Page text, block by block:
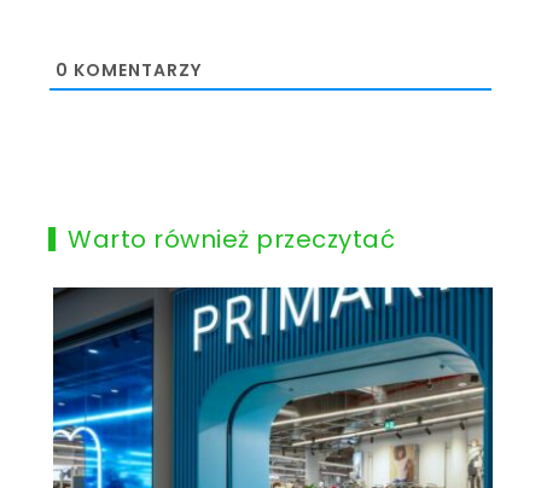
0 KOMENTARZY
Warto również przeczytać